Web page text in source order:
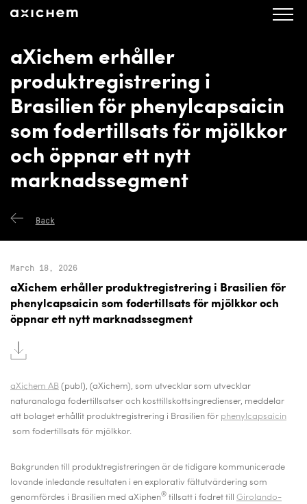
axichem.se Press releases
aXichem erhåller
produktregistrering i
Brasilien för phenylcapsaicin
som fodertillsats för mjölkkor
och öppnar ett nytt
marknadssegment
Back
March 18, 2026
aXichem erhåller produktregistrering i Brasilien för
phenylcapsaicin som fodertillsats för mjölkkor och
öppnar ett nytt marknadssegment
aXichem AB (publ), (aXichem), som utvecklar som utvecklar
naturanaloga fodertillsatser och kosttillskottsingredienser, meddelar
att bolaget erhållit produktregistrering i Brasilien för phenylcapsaicin
som fodertillsats för mjölkkor.
Bakgrunden till produktregistreringen är de tidigare kommunicerade
lovande inledande resultaten i en explorativ fältutvärdering som
genomfördes i Brasilien med aXiphen® tillsatt i fodret till Girolando-